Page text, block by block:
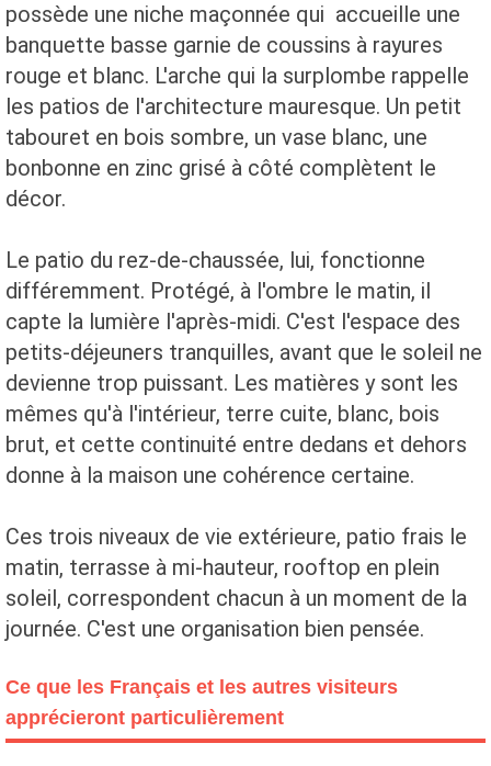
possède une niche maçonnée qui accueille une
banquette basse garnie de coussins à rayures
rouge et blanc. L'arche qui la surplombe rappelle
les patios de l'architecture mauresque. Un petit
tabouret en bois sombre, un vase blanc, une
bonbonne en zinc grisé à côté complètent le
décor.
Le patio du rez-de-chaussée, lui, fonctionne
différemment. Protégé, à l'ombre le matin, il
capte la lumière l'après-midi. C'est l'espace des
petits-déjeuners tranquilles, avant que le soleil ne
devienne trop puissant. Les matières y sont les
mêmes qu'à l'intérieur, terre cuite, blanc, bois
brut, et cette continuité entre dedans et dehors
donne à la maison une cohérence certaine.
Ces trois niveaux de vie extérieure, patio frais le
matin, terrasse à mi-hauteur, rooftop en plein
soleil, correspondent chacun à un moment de la
journée. C'est une organisation bien pensée.
Ce que les Français et les autres visiteurs
apprécieront particulièrement